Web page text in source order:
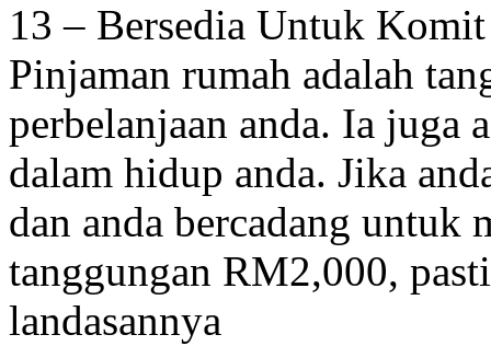
13 – Bersedia Untuk Komit
Pinjaman rumah adalah
perbelanjaan anda. Ia juga
dalam hidup anda. Jika
dan anda bercadang untuk
tanggungan RM2,000,
landasannya